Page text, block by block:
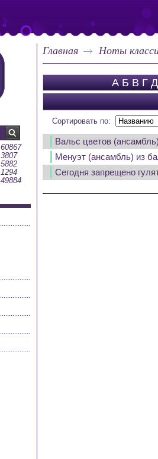
Главная Ноты
А Б В Г Д
Сортировать по:
Вальс цветов
Менуэт (ансамбль) из
Сегодня запрещено
60867
3807
5882
1294
49884